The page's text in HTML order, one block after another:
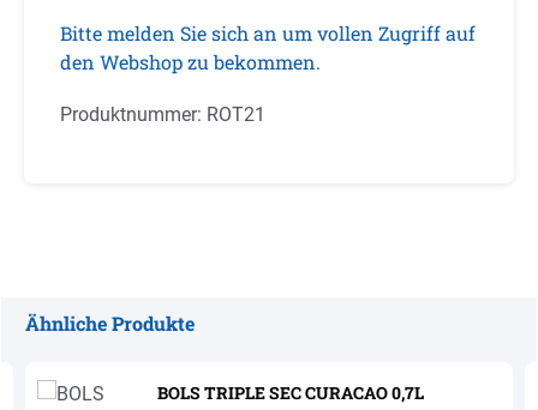
Bitte melden Sie sich an um vollen Zugriff auf
den Webshop zu bekommen.
Produktnummer: ROT21
Ähnliche Produkte
BOLS TRIPLE SEC CURACAO 0,7L